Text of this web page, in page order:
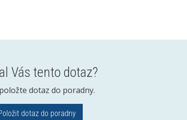
Vás tento dotaz?
dotaz do poradny.
dotaz do poradny